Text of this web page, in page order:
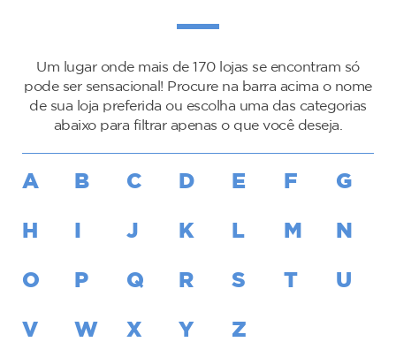
Um lugar onde mais de 170 lojas se encontram só
pode ser sensacional! Procure na barra acima o nome
de sua loja preferida ou escolha uma das categorias
abaixo para filtrar apenas o que você deseja.
A B C D E F G
H J K L M N
O P Q R S T U
V W X Y Z